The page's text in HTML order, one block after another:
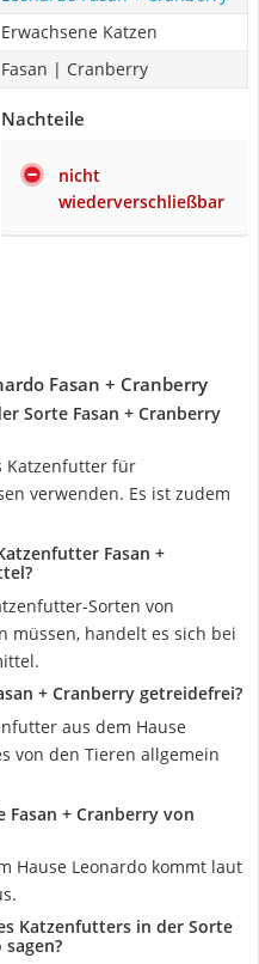
Erwachsene Katzen
Fasan | Cranberry
Nachteile
nicht
wiederverschließbar
Fasan + Cranberry
Sorte Fasan + Cranberry
Katzenfutter für
verwenden. Es ist zudem
Fasan +
Sorten von
müssen, handelt es sich bei
+ Cranberry getreidefrei?
aus dem Hause
von den Tieren allgemein
+ Cranberry von
Hause Leonardo kommt laut
Katzenfutters in der Sorte